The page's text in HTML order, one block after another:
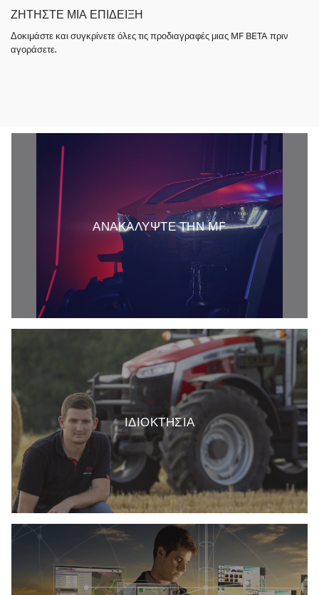
ΖΗΤΗΣΤΕ ΜΙΑ ΕΠΙΔΕΙΞΗ
Δοκιμάστε και συγκρίνετε όλες τις προδιαγραφές μιας MF BETA πριν
αγοράσετε.
ΑΝΑΚΑΛΥΨΤΕ ΤΗΝ MF
ΙΔΙΟΚΤΗΣΙΑ